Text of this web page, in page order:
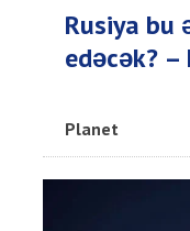
Rusiya bu
edəcək? –
Planet